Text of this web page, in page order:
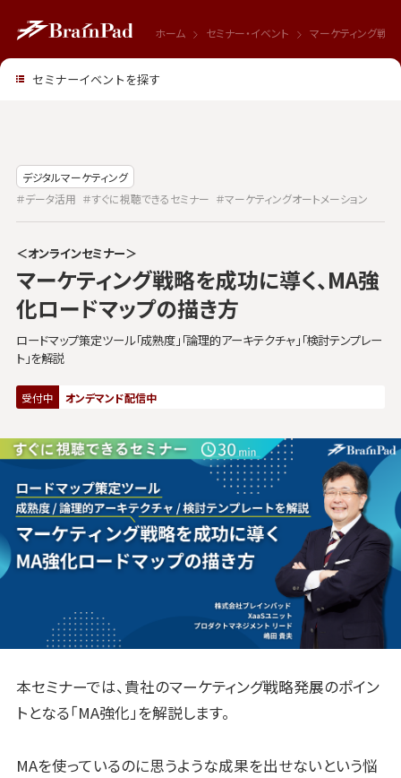
ホーム セミナー・イベント マーケティング戦
デジタルマーケティング
＃データ活用 ＃すぐに視聴できるセミナー ＃マーケティングオートメーション
＜オンラインセミナー＞
マーケティング戦略を成功に導く、MA強
化ロードマップの描き方
ロードマップ策定ツール「成熟度」「論理的アーキテクチャ」「検討テンプレー
ト」を解説
受付中 オンデマンド配信中
本セミナーでは、貴社のマーケティング戦略発展のポイン
トとなる「MA強化」を解説します。
MAを使っているのに思うような成果を出せないという悩
セミナーイベントを探す